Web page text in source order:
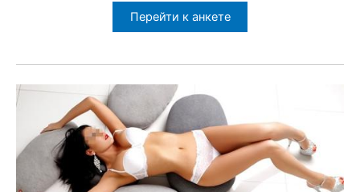
Перейти к анкете